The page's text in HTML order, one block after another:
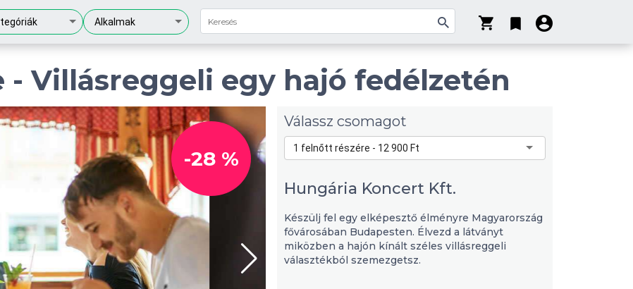
Alkalmak
- Villásreggeli egy hajó fedélzetén
-28 %
Válassz csomagot
1 felnőtt részére - 12 900 Ft
Hungária Koncert Kft.
Készülj fel egy elképesztő élményre Magyarország
fővárosában Budapesten. Élvezd a látványt
miközben a hajón kínált széles villásreggeli
választékból szemezgetsz.